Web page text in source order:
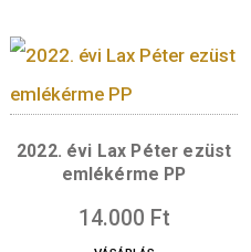
2023. évi Erdős Pál ezüst
emlékérme PP
14.000